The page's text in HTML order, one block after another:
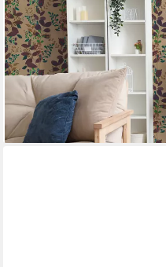
Wohnzimmer, Flur
19,99 € UVP42,95 €
(3,75 €/ 1 qm)
-53%
lieferbar - in 4-5 Werktagen bei dir